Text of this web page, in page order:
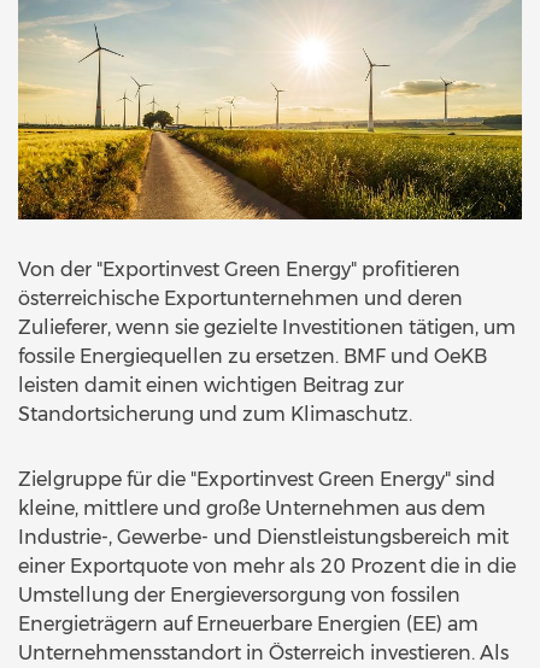
Von der "Exportinvest Green Energy" profitieren
österreichische Exportunternehmen und deren
Zulieferer, wenn sie gezielte Investitionen tätigen, um
fossile Energiequellen zu ersetzen. BMF und OeKB
leisten damit einen wichtigen Beitrag zur
Standortsicherung und zum Klimaschutz.
Zielgruppe für die "Exportinvest Green Energy" sind
kleine, mittlere und große Unternehmen aus dem
Industrie-, Gewerbe- und Dienstleistungsbereich mit
einer Exportquote von mehr als 20 Prozent die in die
Umstellung der Energieversorgung von fossilen
Energieträgern auf Erneuerbare Energien (EE) am
Unternehmensstandort in Österreich investieren. Als